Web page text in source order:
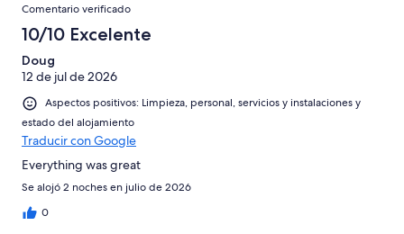
Comentario verificado
10/10 Excelente
Doug
12 de jul de 2026
Aspectos positivos: Limpieza, personal, servicios y instalaciones y
estado del alojamiento
Traducir con Google
Everything was great
Se alojó 2 noches en julio de 2026
0